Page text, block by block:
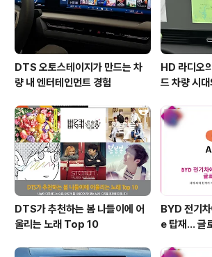
DTS 오토스테이지가 만드는 차
량 내 엔터테인먼트 경험
HD 라디오
드 차량 시대
DTS가 추천하는 봄 나들이에 어
울리는 노래 Top 10
BYD 전기
e 탑재… 글